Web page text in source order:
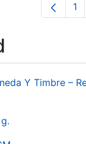
1
Y Timbre –